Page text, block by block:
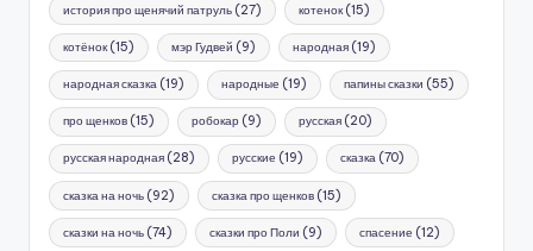
история про щенячий патруль (27) котенок(15)
котёнок(15) мэр Гудвей (9) народная(19)
народная сказка (19) народные (19) папины сказки (55)
про щенков (15) робокар (9) русская(20)
русская народная (28) русские (19) сказка(70)
сказка на ночь (92) сказка про щенков(15)
сказки на ночь (74) сказки про Поли (9) спасение (12)